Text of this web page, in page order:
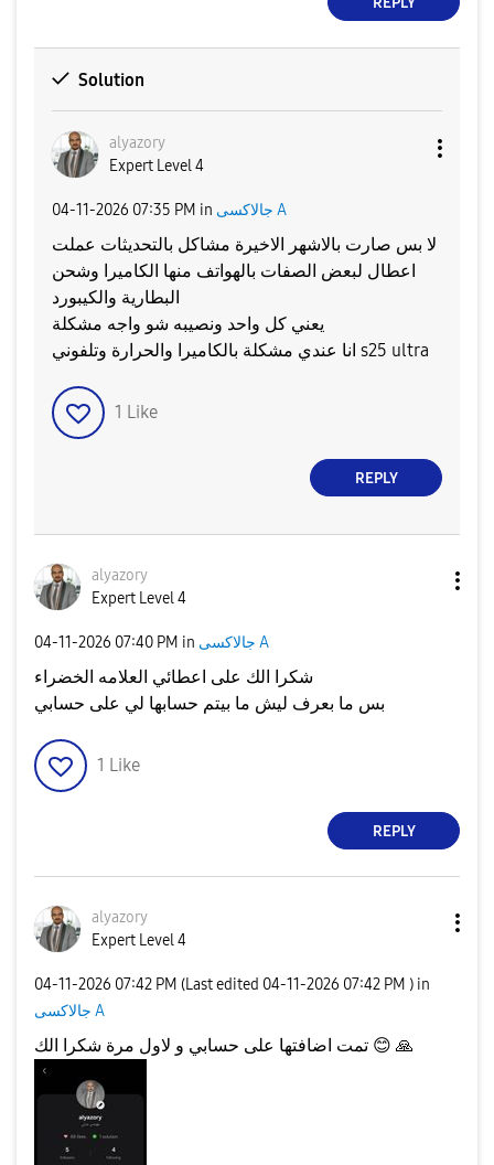
Solution
alyazory
Expert Level 4
‎04-11-2026 07:35 PM in جالاكسى A
لا بس صارت بالاشهر الاخيرة مشاكل بالتحديثات عملت
اعطال لبعض الصفات بالهواتف منها الكاميرا وشحن
البطارية والكيبورد
يعني كل واحد ونصيبه شو واجه مشكلة
انا عندي مشكلة بالكاميرا والحرارة وتلفوني s25 ultra
1 Like
REPLY
alyazory
Expert Level 4
‎04-11-2026 07:40 PM in جالاكسى A
شكرا الك على اعطائي العلامه الخضراء
بس ما بعرف ليش ما بيتم حسابها لي على حسابي
1 Like
REPLY
alyazory
Expert Level 4
‎04-11-2026 07:42 PM (Last edited ‎04-11-2026 07:42 PM ) in
جالاكسى A
😊 🙏